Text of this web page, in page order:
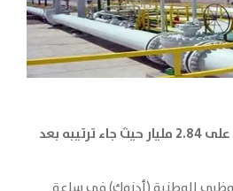
يحصل على 2.84 مليار حيث جاء ترتيبه بعد